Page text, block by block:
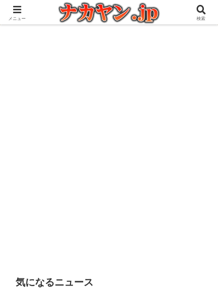
アウトドアとガジェット好きな管理人の愉快な日々を綴るブログ
気になるニュース
メニュー 検索